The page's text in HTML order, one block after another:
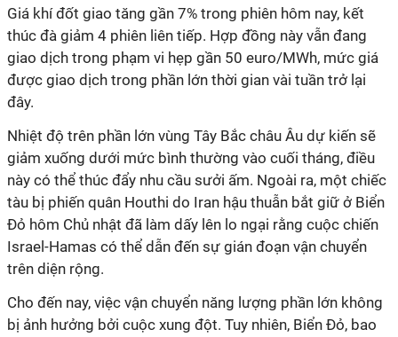
Giá khí đốt giao tăng gần 7% trong phiên hôm nay, kết
thúc đà giảm 4 phiên liên tiếp. Hợp đồng này vẫn đang
giao dịch trong phạm vi hẹp gần 50 euro/MWh, mức giá
được giao dịch trong phần lớn thời gian vài tuần trở lại
đây.
Nhiệt độ trên phần lớn vùng Tây Bắc châu Âu dự kiến ​​sẽ
giảm xuống dưới mức bình thường vào cuối tháng, điều
này có thể thúc đẩy nhu cầu sưởi ấm. Ngoài ra, một chiếc
tàu bị phiến quân Houthi do Iran hậu thuẫn bắt giữ ở Biển
Đỏ hôm Chủ nhật đã làm dấy lên lo ngại rằng cuộc chiến
Israel-Hamas có thể dẫn đến sự gián đoạn vận chuyển
trên diện rộng.
Cho đến nay, việc vận chuyển năng lượng phần lớn không
bị ảnh hưởng bởi cuộc xung đột. Tuy nhiên, Biển Đỏ, bao